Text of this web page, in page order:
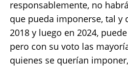
responsablemente, no
que pueda imponerse, tal y
2018 y luego en 2024,
pero con su voto las
quienes se querían